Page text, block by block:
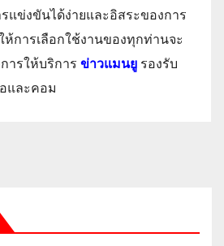
แข่งขันได้ง่ายและอิสระของการ
ห้การเลือกใช้งานของทุกท่านจะ
ารให้บริการ ข่าวแมนยู รองรับ
และคอม